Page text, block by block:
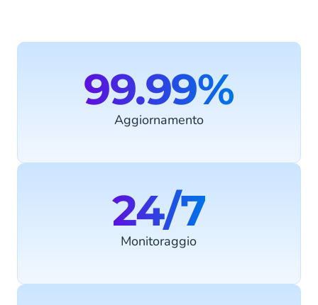
99.99%
Aggiornamento
24/7
Monitoraggio